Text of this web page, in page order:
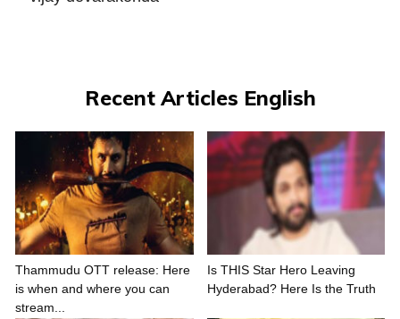
Recent Articles English
Thammudu OTT release: Here
is when and where you can
stream...
Is THIS Star Hero Leaving
Hyderabad? Here Is the Truth